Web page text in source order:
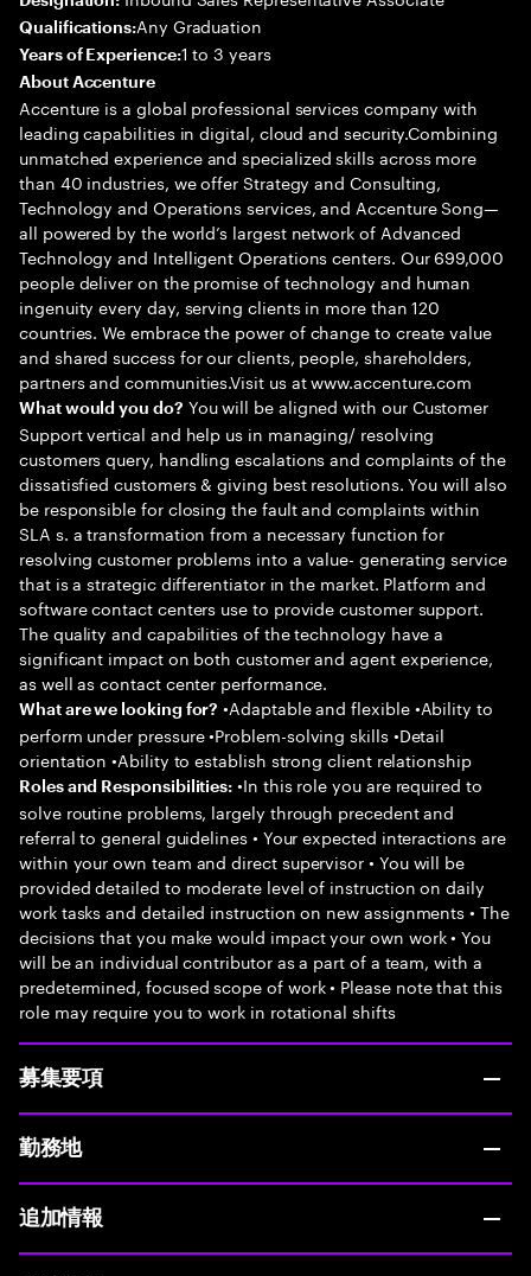
Qualifications:Any Graduation
Years of Experience:1 to 3 years
About Accenture
Accenture is a global professional services company with
leading capabilities in digital, cloud and security.Combining
unmatched experience and specialized skills across more
than 40 industries, we offer Strategy and Consulting,
Technology and Operations services, and Accenture Song—
all powered by the world’s largest network of Advanced
Technology and Intelligent Operations centers. Our 699,000
people deliver on the promise of technology and human
ingenuity every day, serving clients in more than 120
countries. We embrace the power of change to create value
and shared success for our clients, people, shareholders,
partners and communities.Visit us at www.accenture.com
What would you do? You will be aligned with our Customer
Support vertical and help us in managing/ resolving
customers query, handling escalations and complaints of the
dissatisfied customers & giving best resolutions. You will also
be responsible for closing the fault and complaints within
SLA s. a transformation from a necessary function for
resolving customer problems into a value- generating service
that is a strategic differentiator in the market. Platform and
software contact centers use to provide customer support.
The quality and capabilities of the technology have a
significant impact on both customer and agent experience,
as well as contact center performance.
What are we looking for? •Adaptable and flexible •Ability to
perform under pressure •Problem-solving skills •Detail
orientation •Ability to establish strong client relationship
Roles and Responsibilities: •In this role you are required to
solve routine problems, largely through precedent and
referral to general guidelines • Your expected interactions are
within your own team and direct supervisor • You will be
provided detailed to moderate level of instruction on daily
work tasks and detailed instruction on new assignments • The
decisions that you make would impact your own work • You
will be an individual contributor as a part of a team, with a
predetermined, focused scope of work • Please note that this
role may require you to work in rotational shifts
募集要項
勤務地
追加情報